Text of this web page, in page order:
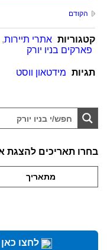
הקודם
קטגוריות אתרי תיירות,
פארקים בניו יורק
תגיות מידטאון ווסט
בחרו תאריכים להצגת
לחצו כאן